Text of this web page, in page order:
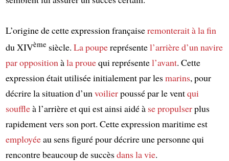
L’origine de cette expression françaiseremonteraità la fin
du XIVèmesiècle. La poupereprésentel’arrière d’un navire
par opposition àla prouequi représentel’avant. Cette
expression était utilisée initialement par lesmarins, pour
décrire la situation d’un voilierpoussé par le ventqui
souffleà l’arrière et qui est ainsi aidé à se propulserplus
rapidement vers son port. Cette expression maritime est
employéeau sens figuré pour décrire une personne qui
rencontre beaucoup de succèsdans la vie.